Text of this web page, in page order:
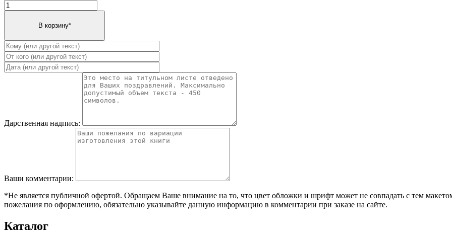
Дарственная надпись:
Ваши комментарии:
*Не является публичной офертой. Обращаем Ваше внимание на то, что цвет обложки и шрифт может не совпадать с тем
пожелания по оформлению, обязательно указывайте данную информацию в комментарии при заказе на сайте.
Каталог